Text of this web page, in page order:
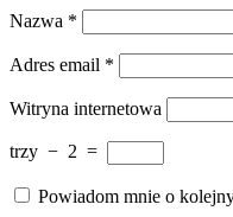
Nazwa *
Adres email *
Witryna internetowa
trzy − 2 =
Powiadom mnie o